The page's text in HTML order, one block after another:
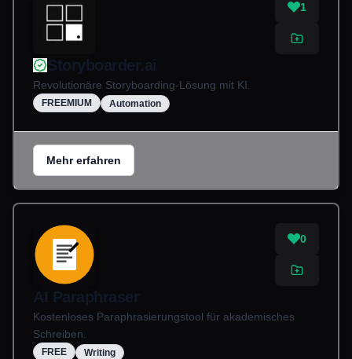
1
Storyboarder.ai
Revolutionäre Storyboarding-Lösung mit KI.
FREEMIUM Automation
Mehr erfahren
0
AI Paraphraser
Kostenloses Paraphrasierungstool für akademisches
Schreiben.
FREE Writing